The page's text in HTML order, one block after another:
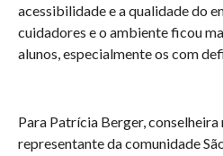
acessibilidade e a qualidade do
cuidadores e o ambiente ficou
alunos, especialmente os com
Para Patrícia Berger, conselheira
representante da comunidade